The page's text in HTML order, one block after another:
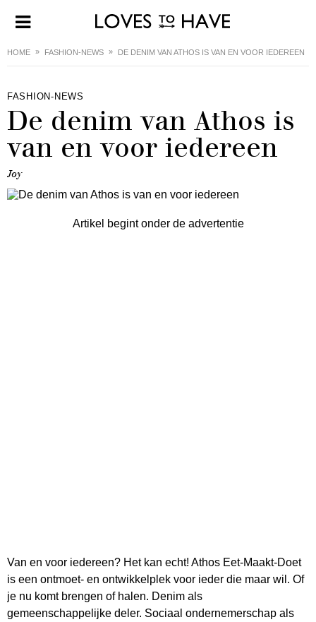
HOME FASHION-NEWS DE DENIM VAN ATHOS IS VAN EN VOOR IEDEREEN
FASHION-NEWS
De denim van Athos is
van en voor iedereen
Joy
Artikel begint onder de advertentie
Van en voor iedereen? Het kan echt! Athos Eet-Maakt-Doet
is een ontmoet- en ontwikkelplek voor ieder die maar wil. Of
je nu komt brengen of halen. Denim als
gemeenschappelijke deler. Sociaal ondernemerschap als